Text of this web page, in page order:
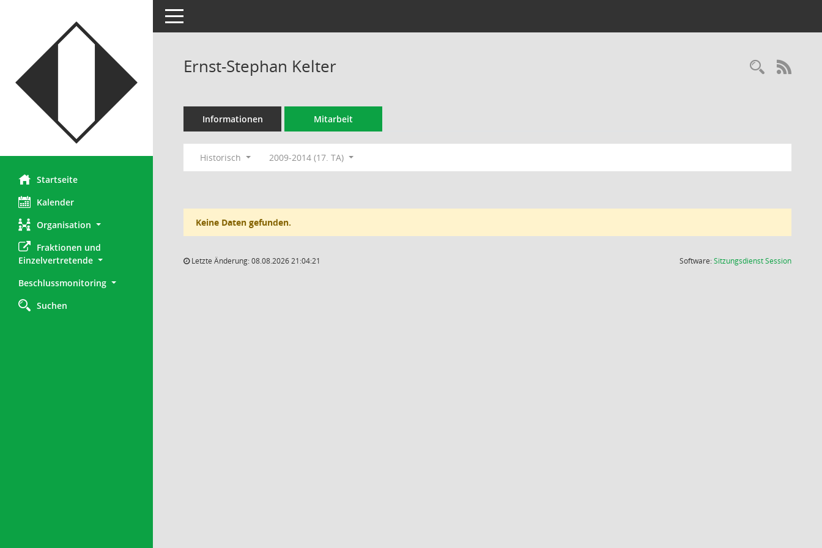
Startseite
Kalender
Organisation
Fraktionen und
Einzelvertretende
Beschlussmonitoring
Suchen
Toggle navigation
Ernst-Stephan Kelter
Informationen Mitarbeit
Historisch 2009-2014 (17. TA)
Keine Daten gefunden.
Letzte Änderung: 08.08.2026 21:04:21 Software:SitzungsdienstSession(Wird in